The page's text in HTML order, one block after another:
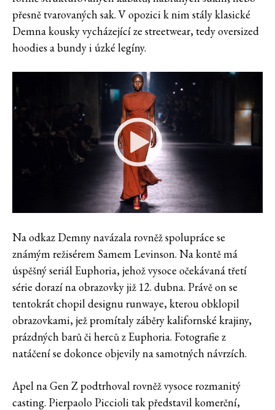
přesně tvarovaných sak. V opozici k nim stály klasické
Demna kousky vycházející ze streetwear, tedy oversized
hoodies a bundy i úzké legíny.
Na odkaz Demny navázala rovněž spolupráce se
známým režisérem Samem Levinson. Na kontě má
úspěšný seriál Euphoria, jehož vysoce očekávaná třetí
série dorazí na obrazovky již 12. dubna. Právě on se
tentokrát chopil designu runwaye, kterou obklopil
obrazovkami, jež promítaly záběry kalifornské krajiny,
prázdných barů či herců z Euphoria. Fotografie z
natáčení se dokonce objevily na samotných návrzích.
Apel na Gen Z podtrhoval rovněž vysoce rozmanitý
casting. Pierpaolo Piccioli tak představil komerční,